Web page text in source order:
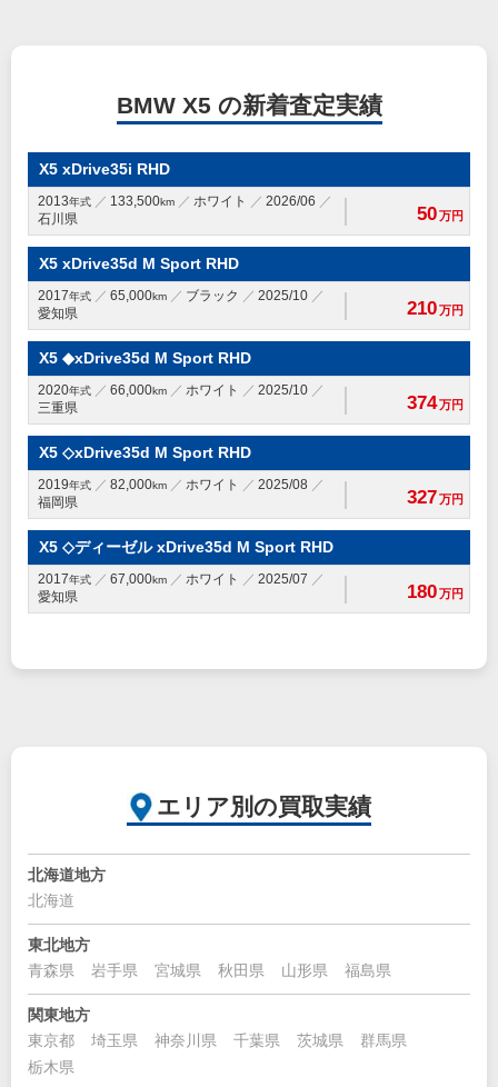
BMW X5 の新着査定実績
X5 xDrive35i RHD
2013年式 133,500km ホワイト
2026/06
石川県
50万円
X5 xDrive35d M Sport RHD
2017年式 65,000km ブラック
2025/10
愛知県
210万円
X5 ◆xDrive35d M Sport RHD
2020年式 66,000km ホワイト
2025/10
三重県
374万円
X5 ◇xDrive35d M Sport RHD
2019年式 82,000km ホワイト
2025/08
福岡県
327万円
X5 ◇ディーゼル xDrive35d M Sport RHD
2017年式 67,000km ホワイト
2025/07
愛知県
180万円
エリア別の買取実績
北海道地方
北海道
東北地方
青森県
岩手県 宮城県 秋田県 山形県 福島県
関東地方
東京都
埼玉県 神奈川県 千葉県 茨城県
群馬県
栃木県